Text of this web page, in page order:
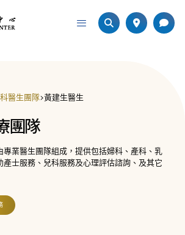
醫生團隊>黃建生醫生
團隊
專業醫生團隊組成，提供包括婦科、產科、乳
產士服務、兒科服務及心理評估諮詢、及其它